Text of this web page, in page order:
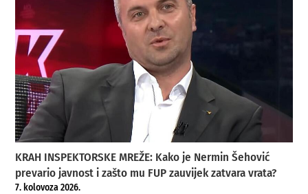
KRAH INSPEKTORSKE MREŽE: Kako je Nermin Šehović
prevario javnost i zašto mu FUP zauvijek zatvara vrata?
7. kolovoza 2026.